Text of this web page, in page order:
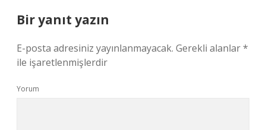
Bir yanıt yazın
E-posta adresiniz yayınlanmayacak. Gerekli alanlar*
ile işaretlenmişlerdir
Yorum